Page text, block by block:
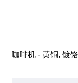
咖啡机 - 黄铜, 镀铬